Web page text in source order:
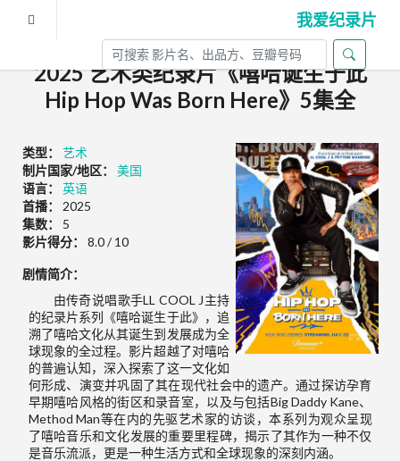
我爱纪录片
2025 艺术类纪录片《嘻哈诞生于此
Hip Hop Was Born Here》5集全
类型：
艺术
制片国家/地区：
美国
语言：
英语
首播：
2025
集数：
5
影片得分：
8.0 / 10
剧情简介：
由传奇说唱歌手LL COOL J主持
的纪录片系列《嘻哈诞生于此》，追
溯了嘻哈文化从其诞生到发展成为全
球现象的全过程。影片超越了对嘻哈
的普遍认知，深入探索了这一文化如
何形成、演变并巩固了其在现代社会中的遗产。通过探访孕育
早期嘻哈风格的街区和录音室，以及与包括Big Daddy Kane、
Method Man等在内的先驱艺术家的访谈，本系列为观众呈现
了嘻哈音乐和文化发展的重要里程碑，揭示了其作为一种不仅
是音乐流派，更是一种生活方式和全球现象的深刻内涵。